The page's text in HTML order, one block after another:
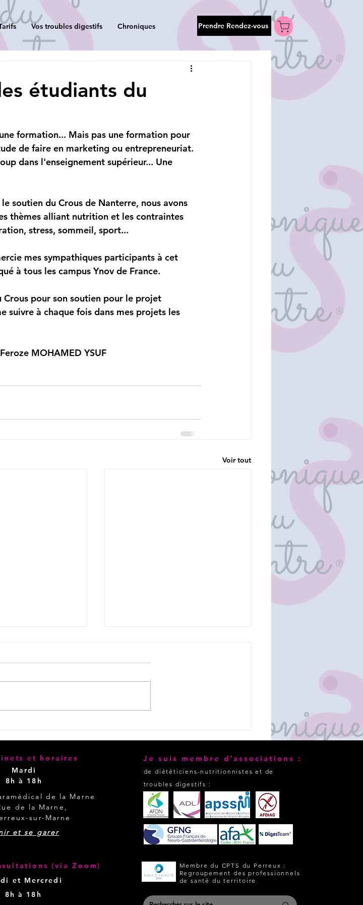
Vos troubles digestifs Chroniques Prendre Rendez-vous
étudiants du
formation... Mais pas une formation pour
de faire en marketing ou entrepreneuriat.
dans l'enseignement supérieur... Une
soutien du Crous de Nanterre, nous avons
thèmes alliant nutrition et les contraintes
stress, sommeil, sport...
mes sympathiques participants à cet
à tous les campus Ynov de France.
pour son soutien pour le projet
suivre à chaque fois dans mes projets les
MOHAMED YSUF
Voir tout
la bio
fait aussi partie de mon job !
et horaires
Mardi
8h à 18h
de la Marne
de la Marne,
sur-Marne
et se garer
(via Zoom)
et Mercredi
8h à 18h
Je suis membre d'associations :
de diététiciens-nutritionnistes et de
troubles digestifs :
Membre du CPTS du Perreux :
Regroupement des professionnels
de santé du territoire